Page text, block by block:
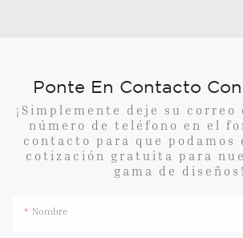
Ponte En Contacto
¡Simplemente deje su
número de teléfono en el
contacto para que podamos
cotización gratuita para
gama de diseños!
Nombre